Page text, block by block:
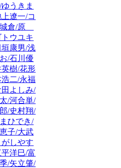
うきま
遼一/コ
倉/原
ウユキ
垣康男/浅
/石川優
樹/花形
二/永福
よしみ/
/河合単/
/史村翔/
ひでき/
子/大武
しやす
洋巳/富
/矢立肇/